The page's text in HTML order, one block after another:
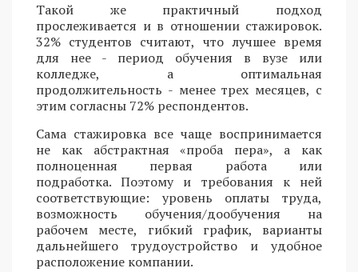
Такой же практичный подход
прослеживается и в отношении стажировок.
32% студентов считают, что лучшее время
для нее - период обучения в вузе или
колледже, а оптимальная
продолжительность - менее трех месяцев, с
этим согласны 72% респондентов.
Сама стажировка все чаще воспринимается
не как абстрактная «проба пера», а как
полноценная первая работа или
подработка. Поэтому и требования к ней
соответствующие: уровень оплаты труда,
возможность обучения/дообучения на
рабочем месте, гибкий график, варианты
дальнейшего трудоустройство и удобное
расположение компании.